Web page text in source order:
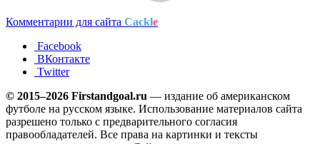
Комментарии для сайта Cackle
Facebook
ВКонтакте
Twitter
© 2015–2026 Firstandgoal.ru — издание об американском
футболе на русском языке. Использование материалов cайта
разрешено только с предварительного согласия
правообладателей. Все права на картинки и тексты